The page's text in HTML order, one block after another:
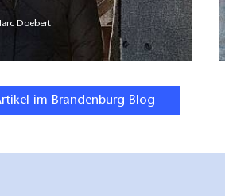
Doebert
im Brandenburg Blog